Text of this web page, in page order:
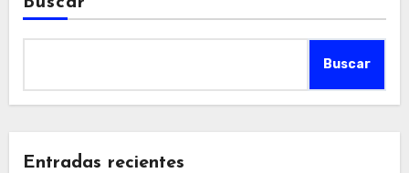
Buscar
Entradas recientes